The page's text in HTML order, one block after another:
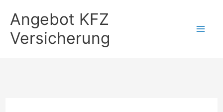
Inhalt
springen
Angebot KFZ
Versicherung